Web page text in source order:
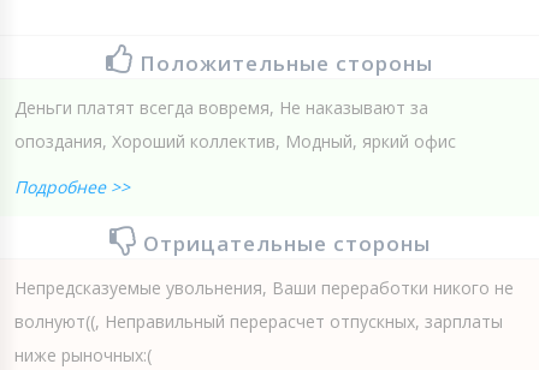
Положительные стороны
Деньги платят всегда вовремя, Не наказывают за
опоздания, Хороший коллектив, Модный, яркий офис
Подробнее >>
Отрицательные стороны
Непредсказуемые увольнения, Ваши переработки никого не
волнуют((, Неправильный перерасчет отпускных, зарплаты
ниже рыночных:(